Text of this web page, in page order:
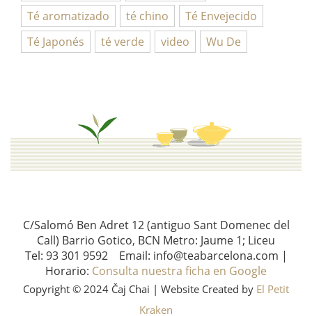
Té aromatizado
té chino
Té Envejecido
Té Japonés
té verde video Wu De
C/Salomó Ben Adret 12 (antiguo Sant Domenec del
Call) Barrio Gotico, BCN Metro: Jaume 1; Liceu
Tel: 93 301 9592 Email: info@teabarcelona.com |
Horario: Consulta nuestra ficha en Google
Copyright © 2024 Čaj Chai | Website Created by El Petit
Kraken